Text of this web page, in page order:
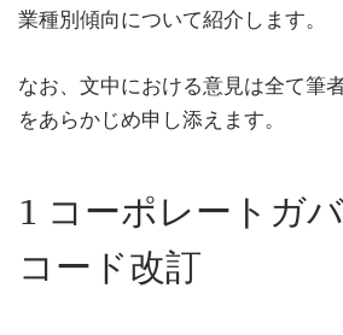
業種別傾向について紹介します。
なお、文中における意見は全て筆
をあらかじめ申し添えます。
1 コーポレートガ
コード改訂